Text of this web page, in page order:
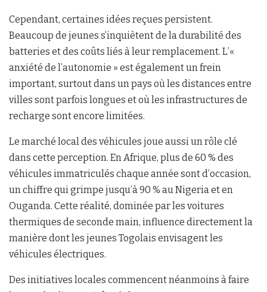
Cependant, certaines idées reçues persistent.
Beaucoup de jeunes s’inquiètent de la durabilité des
batteries et des coûts liés à leur remplacement. L’«
anxiété de l’autonomie » est également un frein
important, surtout dans un pays où les distances entre
villes sont parfois longues et où les infrastructures de
recharge sont encore limitées.
Le marché local des véhicules joue aussi un rôle clé
dans cette perception. En Afrique, plus de 60 % des
véhicules immatriculés chaque année sont d’occasion,
un chiffre qui grimpe jusqu’à 90 % au Nigeria et en
Ouganda. Cette réalité, dominée par les voitures
thermiques de seconde main, influence directement la
manière dont les jeunes Togolais envisagent les
véhicules électriques.
Des initiatives locales commencent néanmoins à faire